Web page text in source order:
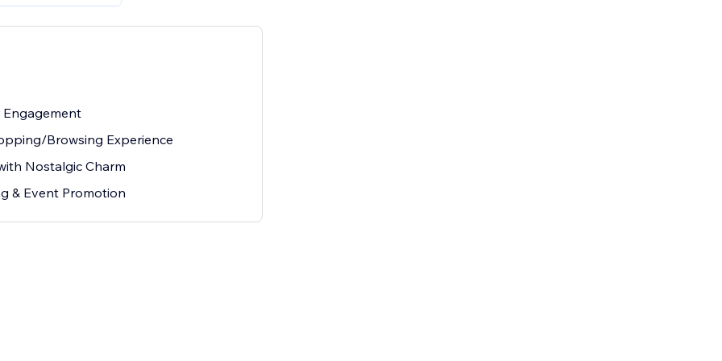
Engagement
Browsing Experience
Nostalgic Charm
& Event Promotion